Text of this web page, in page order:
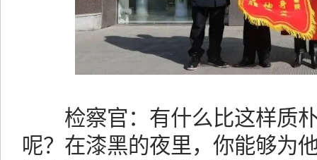
检察官：有什么比这样质朴
呢？在漆黑的夜里，你能够为